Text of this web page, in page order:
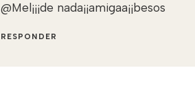
@Mel¡¡¡de nada¡¡amigaa¡¡besos
RESPONDER